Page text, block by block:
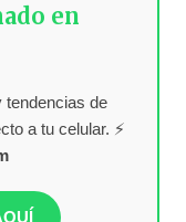
en
tendencias de
a tu celular. ⚡